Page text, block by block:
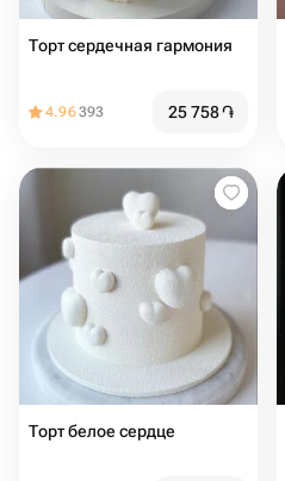
Торт сердечная гармония
4.96393 25 758֏
Торт белое сердце